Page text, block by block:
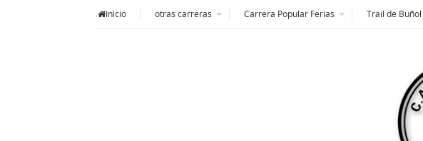
Inicio otras carreras Carrera Popular Ferias Trail de Buñol